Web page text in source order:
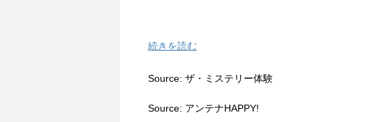
続きを読む
Source: ザ・ミステリー体験
Source: アンテナHAPPY!